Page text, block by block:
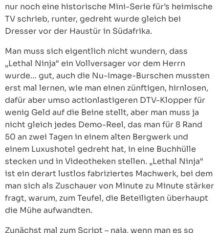
nur noch eine historische Mini-Serie für’s heimische
TV schrieb, runter, gedreht wurde gleich bei
Dresser vor der Haustür in Südafrika.
Man muss sich eigentlich nicht wundern, dass
„Lethal Ninja“ ein Vollversager vor dem Herrn
wurde… gut, auch die Nu-Image-Burschen mussten
erst mal lernen, wie man einen zünftigen, hirnlosen,
dafür aber umso actionlastigeren DTV-Klopper für
wenig Geld auf die Beine stellt, aber man muss ja
nicht gleich jedes Demo-Reel, das man für 8 Rand
50 an zwei Tagen in einem alten Bergwerk und
einem Luxushotel gedreht hat, in eine Buchhülle
stecken und in Videotheken stellen. „Lethal Ninja“
ist ein derart lustlos fabriziertes Machwerk, bei dem
man sich als Zuschauer von Minute zu Minute stärker
fragt, warum, zum Teufel, die Beteiligten überhaupt
die Mühe aufwandten.
Zunächst mal zum Script – naja, wenn man es so